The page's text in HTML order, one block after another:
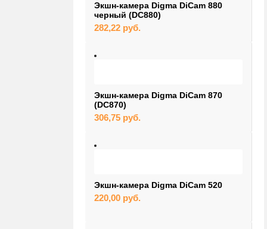
Экшн-камера Digma DiCam 880
черный (DC880)
282,22 руб.
Экшн-камера Digma DiCam 870
(DC870)
306,75 руб.
Экшн-камера Digma DiCam 520
220,00 руб.